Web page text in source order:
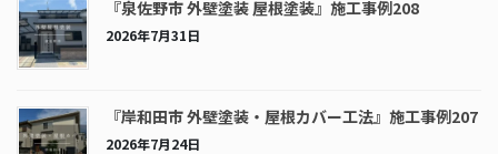
『泉佐野市 外壁塗装 屋根塗装』施工事例208
2026年7月31日
『岸和田市 外壁塗装・屋根カバー工法』施工事例207
2026年7月24日